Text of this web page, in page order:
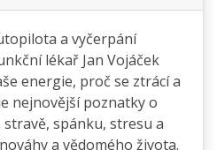
a vyčerpání
lékař Jan Vojáček
energie, proč se ztrácí a
nejnovější poznatky o
spánku, stresu a
a vědomého života.